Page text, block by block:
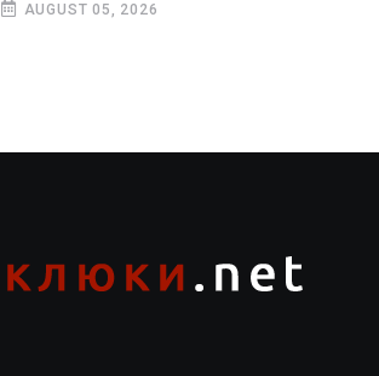
AUGUST 05, 2026